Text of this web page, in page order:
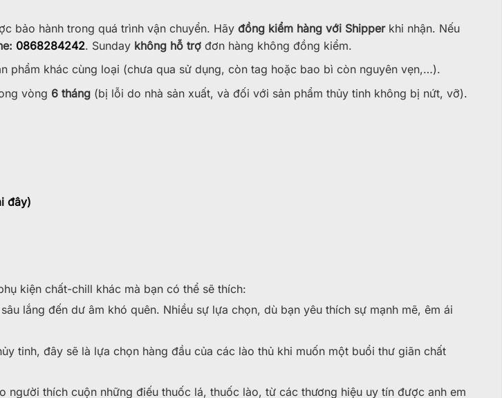
bảo hành trong quá trình vận chuyển. Hãy đồng kiểm hàng với Shipperkhi nhận. Nếu
0868284242. Sunday không hỗ trợ đơn hàng không đồng kiểm.
phẩm khác cùng loại (chưa qua sử dụng, còn tag hoặc bao bì còn nguyên vẹn,…).
vòng 6 tháng (bị lỗi do nhà sản xuất, và đối với sản phẩm thủy tinh không bị nứt, vỡ).
đây)
kiện chất-chill khác mà bạn có thể sẽ thích:
lắng đến dư âm khó quên. Nhiều sự lựa chọn, dù bạn yêu thích sự mạnh mẽ, êm ái
tinh, đây sẽ là lựa chọn hàng đầu của các lào thủ khi muốn một buổi thư giãn chất
người thích cuộn những điếu thuốc lá, thuốc lào, từ các thương hiệu uy tín được anh em